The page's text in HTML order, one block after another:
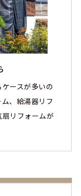
ースが多いの
、給湯器リフ
リフォームが